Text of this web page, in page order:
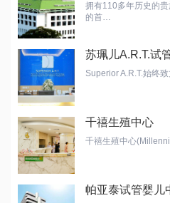
拥有110多年历史的
的首…
苏珮儿A.R.T.试
Superior A.R.T.始终
千禧生殖中心
千禧生殖中心
帕亚泰试管婴儿